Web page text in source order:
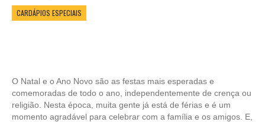
CARDÁPIOS ESPECIAIS
O Natal e o Ano Novo são as festas mais esperadas e
comemoradas de todo o ano, independentemente de crença ou
religião. Nesta época, muita gente já está de férias e é um
momento agradável para celebrar com a família e os amigos. E,